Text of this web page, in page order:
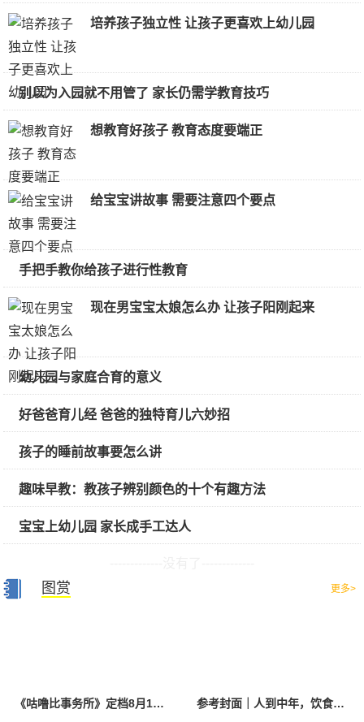
培养孩子独立性 让孩子更喜欢上幼儿园
别以为入园就不用管了 家长仍需学教育技巧
想教育好孩子 教育态度要端正
给宝宝讲故事 需要注意四个要点
手把手教你给孩子进行性教育
现在男宝宝太娘怎么办 让孩子阳刚起来
幼儿园与家庭合育的意义
好爸爸育儿经 爸爸的独特育儿六妙招
孩子的睡前故事要怎么讲
趣味早教：教孩子辨别颜色的十个有趣方法
宝宝上幼儿园 家长成手工达人
图赏 更多>
《咕噜比事务所》定档8月10日 聚焦儿童情绪教育助力健康成长 参考封面｜人到中年，饮食该如何调整？